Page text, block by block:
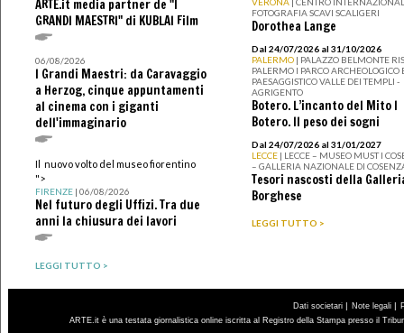
ARTE.it media partner de "I
GRANDI MAESTRI" di KUBLAI Film
06/08/2026
I Grandi Maestri: da Caravaggio
a Herzog, cinque appuntamenti
al cinema con i giganti
dell'immaginario
Il nuovo volto del museo fiorentino
">
FIRENZE| 06/08/2026
Nel futuro degli Uffizi. Tra due
anni la chiusura dei lavori
LEGGI TUTTO >
FOTOGRAFIA SCAVI SCALIGERI
Dorothea Lange
Dal 24/07/2026 al 31/10/2026
PALERMO | PALAZZO BELMONTE
PALERMO I PARCO ARCHEOLOGICO
PAESAGGISTICO VALLE DEI TEMPLI -
AGRIGENTO
Botero. L’incanto del Mito I
Botero. Il peso dei sogni
Dal 24/07/2026 al 31/01/2027
LECCE | LECCE – MUSEO MUST I
– GALLERIA NAZIONALE DI
Tesori nascosti della
Borghese
LEGGI TUTTO >
Dati societari | Note legali |
ARTE.it è una testata giornalistica online iscritta al Registro della Stampa presso il